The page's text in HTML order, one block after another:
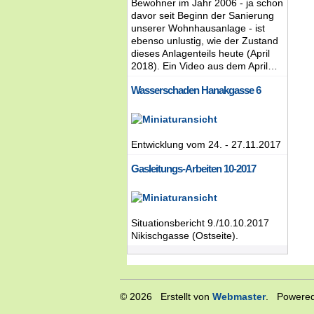
Bewohner im Jahr 2006 - ja schon
davor seit Beginn der Sanierung
unserer Wohnhausanlage - ist
ebenso unlustig, wie der Zustand
dieses Anlagenteils heute (April
2018). Ein Video aus dem April…
Wasserschaden Hanakgasse 6
Entwicklung vom 24. - 27.11.2017
Gasleitungs-Arbeiten 10-2017
Situationsbericht 9./10.10.2017
Nikischgasse (Ostseite).
© 2026 Erstellt von Webmaster.